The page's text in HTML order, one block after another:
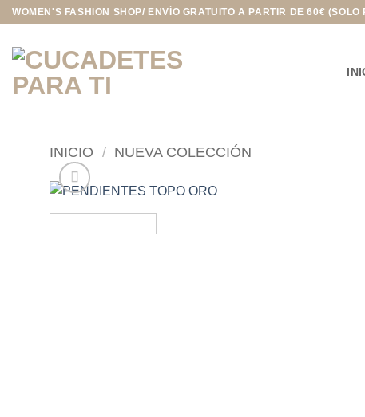
Saltar
contenido
WOMEN'S FASHION SHOP/ ENVÍO GRATUITO A PARTIR DE 60€ (SOLO
INICIO / NUEVA COLECCIÓN